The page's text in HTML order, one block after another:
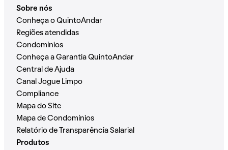
Sobre nós
Conheça o QuintoAndar
Regiões atendidas
Condomínios
Conheça a Garantia QuintoAndar
Central de Ajuda
Canal Jogue Limpo
Compliance
Mapa do Site
Mapa de Condomínios
Relatório de Transparência Salarial
Produtos